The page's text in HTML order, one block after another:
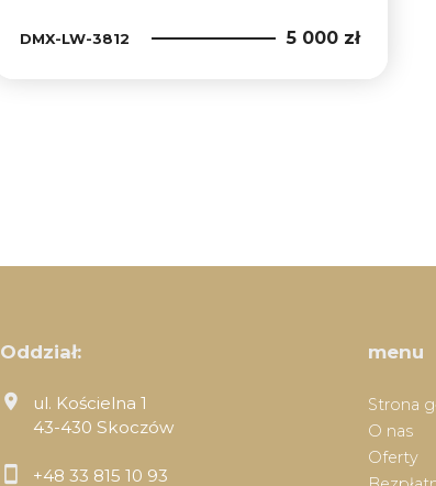
DMX-LW-3812 5 000 zł
Oddział:
ul. Kościelna 1
43-430 Skoczów
+48 33 815 10 93
menu
Strona
O nas
Oferty